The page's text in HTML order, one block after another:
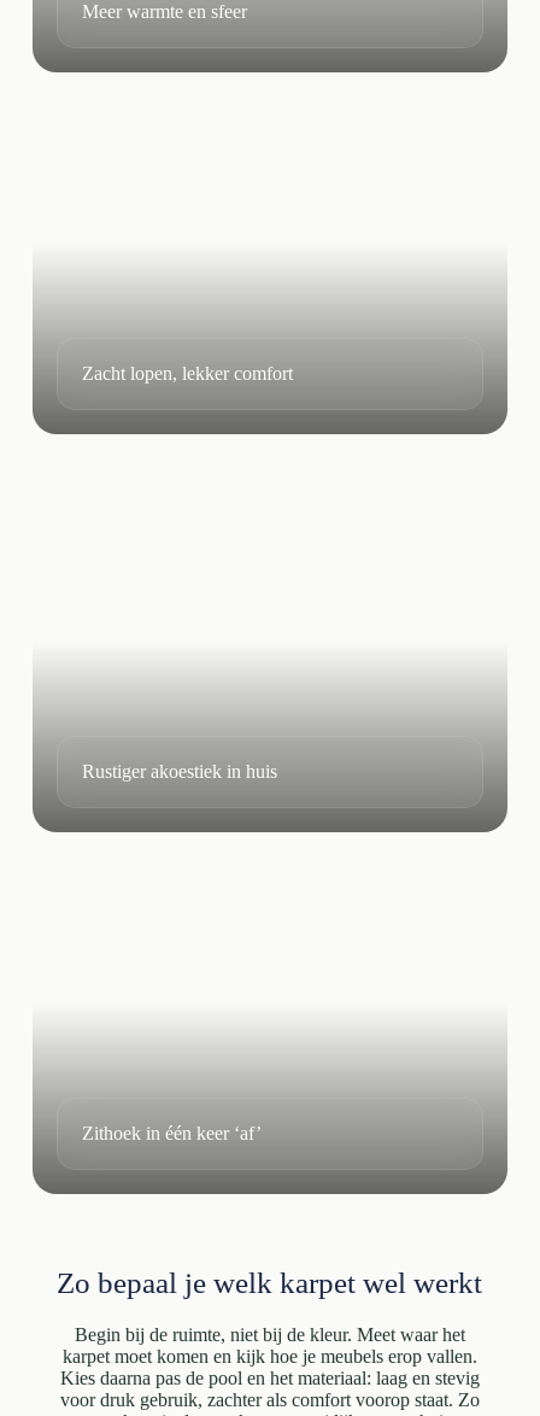
Meer warmte en sfeer
Zacht lopen, lekker comfort
Rustiger akoestiek in huis
Zithoek in één keer ‘af’
Zo bepaal je welk karpet wel werkt
Begin bij de ruimte, niet bij de kleur. Meet waar het
karpet moet komen en kijk hoe je meubels erop vallen.
Kies daarna pas de pool en het materiaal: laag en stevig
voor druk gebruik, zachter als comfort voorop staat. Zo